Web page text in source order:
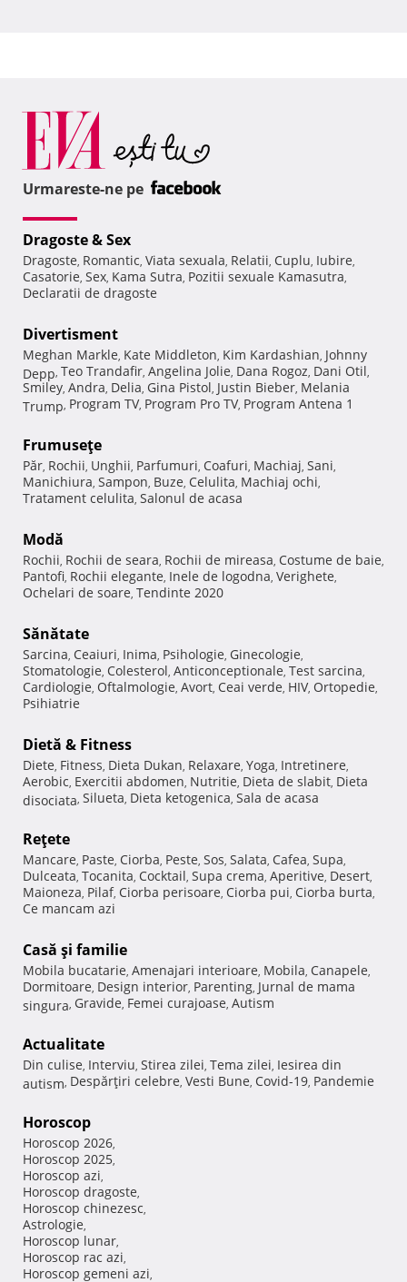
Urmareste-ne pe
Dragoste & Sex
Dragoste, Romantic, Viata sexuala, Relatii, Cuplu, Iubire,
Casatorie, Sex, Kama Sutra, Pozitii sexuale Kamasutra,
Declaratii de dragoste
Divertisment
Meghan Markle, Kate Middleton, Kim Kardashian, Johnny
Depp, Teo Trandafir, Angelina Jolie, Dana Rogoz, Dani Otil,
Smiley, Andra, Delia, Gina Pistol, Justin Bieber, Melania
Trump, Program TV, Program Pro TV, Program Antena 1
Frumuseţe
Păr, Rochii, Unghii, Parfumuri, Coafuri, Machiaj, Sani,
Manichiura, Sampon, Buze, Celulita, Machiaj ochi,
Tratament celulita, Salonul de acasa
Modă
Rochii, Rochii de seara, Rochii de mireasa, Costume de baie,
Pantofi, Rochii elegante, Inele de logodna, Verighete,
Ochelari de soare, Tendinte 2020
Sănătate
Sarcina, Ceaiuri, Inima, Psihologie, Ginecologie,
Stomatologie, Colesterol, Anticonceptionale, Test sarcina,
Cardiologie, Oftalmologie, Avort, Ceai verde, HIV, Ortopedie,
Psihiatrie
Dietă & Fitness
Diete, Fitness, Dieta Dukan, Relaxare, Yoga, Intretinere,
Aerobic, Exercitii abdomen, Nutritie, Dieta de slabit, Dieta
disociata, Silueta, Dieta ketogenica, Sala de acasa
Reţete
Mancare, Paste, Ciorba, Peste, Sos, Salata, Cafea, Supa,
Dulceata, Tocanita, Cocktail, Supa crema, Aperitive, Desert,
Maioneza, Pilaf, Ciorba perisoare, Ciorba pui, Ciorba burta,
Ce mancam azi
Casă şi familie
Mobila bucatarie, Amenajari interioare, Mobila, Canapele,
Dormitoare, Design interior, Parenting, Jurnal de mama
singura, Gravide, Femei curajoase, Autism
Actualitate
Din culise, Interviu, Stirea zilei, Tema zilei, Iesirea din
autism, Despărţiri celebre, Vesti Bune, Covid-19, Pandemie
Horoscop
Horoscop 2026,
Horoscop 2025,
Horoscop azi,
Horoscop dragoste,
Horoscop chinezesc,
Astrologie,
Horoscop lunar,
Horoscop rac azi,
Horoscop gemeni azi,